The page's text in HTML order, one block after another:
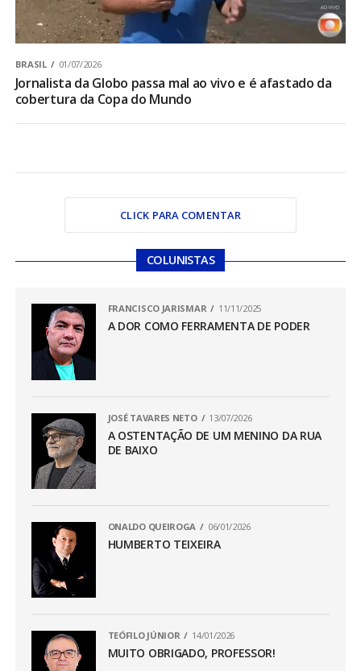
BRASIL 01/07/2026
Jornalista da Globo passa mal ao vivo e é afastado da
cobertura da Copa do Mundo
CLICK PARA COMENTAR
COLUNISTAS
FRANCISCO JARISMAR 11/11/2025
A DOR COMO FERRAMENTA DE PODER
JOSÉ TAVARES NETO 13/07/2026
A OSTENTAÇÃO DE UM MENINO DA RUA
DE BAIXO
ONALDO QUEIROGA 06/01/2026
HUMBERTO TEIXEIRA
TEÓFILO JÚNIOR 14/01/2026
MUITO OBRIGADO, PROFESSOR!